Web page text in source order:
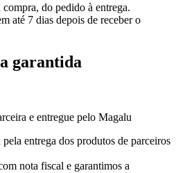
compra, do pedido à entrega.
até 7 dias depois de receber o
garantida
e entregue pelo Magalu
entrega dos produtos de parceiros
nota fiscal e garantimos a